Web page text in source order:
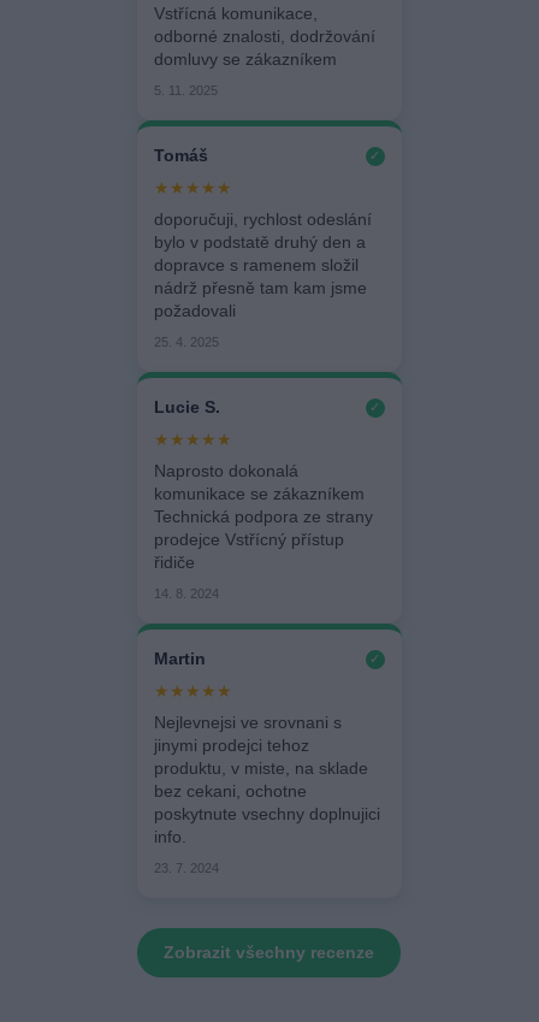
Vstřícná komunikace,
odborné znalosti, dodržování
domluvy se zákazníkem
5. 11. 2025
Tomáš ✓
★★★★★
doporučuji, rychlost odeslání
bylo v podstatě druhý den a
dopravce s ramenem složil
nádrž přesně tam kam jsme
požadovali
25. 4. 2025
Lucie S. ✓
★★★★★
Naprosto dokonalá
komunikace se zákazníkem
Technická podpora ze strany
prodejce Vstřícný přístup
řidiče
14. 8. 2024
Martin ✓
★★★★★
Nejlevnejsi ve srovnani s
jinymi prodejci tehoz
produktu, v miste, na sklade
bez cekani, ochotne
poskytnute vsechny doplnujici
info.
23. 7. 2024
Zobrazit všechny recenze